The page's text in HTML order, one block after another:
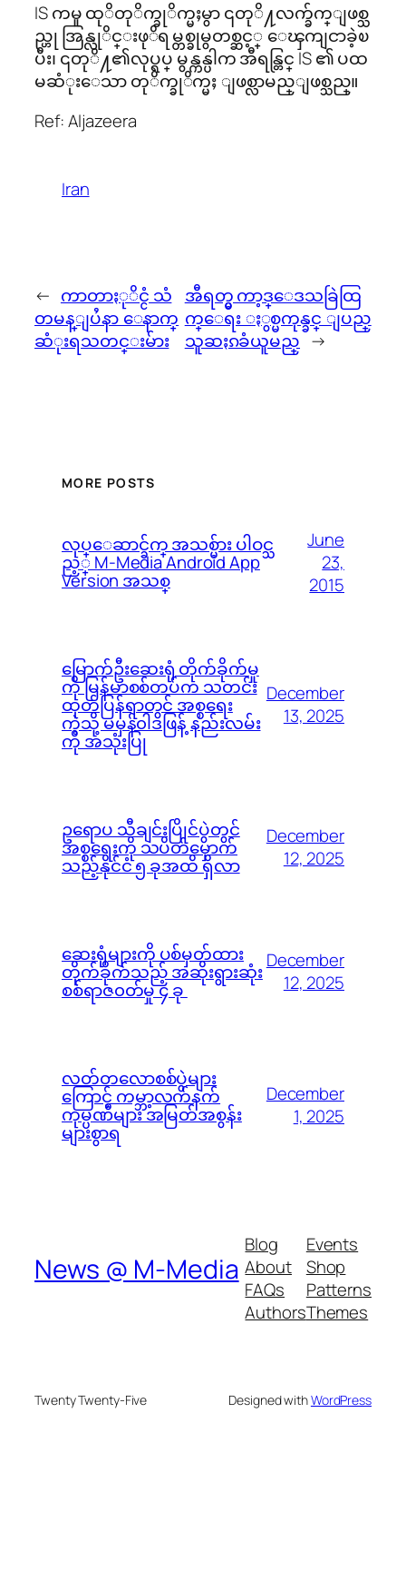
IS ကမူ ထုိတုိက္ခုိက္မႈမွာ ၎တုိ႔လက္ခ်က္ျဖစ္သ
ည္ဟု အြန္လုိင္းဖုိရမ္တစ္ခုမွတစ္ဆင့္ ေၾကျငာခဲ့ၿ
ပီး၊ ၎တုိ႔၏လုပ္ရပ္ မွန္ကန္ပါက အီရန္တြင္ IS ၏ ပထ
မဆံုးေသာ တုိက္ခုိက္မႈ ျဖစ္လာမည္ျဖစ္သည္။
Ref: Aljazeera
Iran
← ကာတာႏုိင္ငံ သံ
တမန္ျပႆနာ ေနာက္
ဆံုးရသတင္းမ်ား
အီရတ္မွ ကာ့ဒ္ေဒသခြဲထြ
က္ေရး ႏွစ္မကုန္ခင္ ျပည္
သူဆႏၵခံယူမည္ →
MORE POSTS
လုပ္ေဆာင္ခ်က္ အသစ္မ်ား ပါဝင္သ
ည့္ M-Media Android App
Version အသစ္
June
23,
2015
မြောက်ဦးဆေးရုံ တိုက်ခိုက်မှု
ကို မြန်မာစစ်တပ်က သတင်း
ထုတ်ပြန်ရာတွင် အစ္စရေး
ကဲ့သို့ မမှန်၀ါဒဖြန့် နည်းလမ်း
ကို အသုံးပြု
December
13, 2025
ဥရောပ သီချင်းပြိုင်ပွဲတွင်
အစ္စရေးကို သပိတ်မှောက်
သည့်နိုင်ငံ ၅ ခုအထိ ရှိလာ
December
12, 2025
ဆေးရုံများကို ပစ်မှတ်ထား
တိုက်ခိုက်သည့် အဆိုးရွားဆုံး
စစ်ရာဇ၀တ်မှု ၄ ခု
December
12, 2025
လတ်တလောစစ်ပွဲများ
ကြောင့် ကမ္ဘာ့လက်နက်
ကုမ္ပဏီများ အမြတ်အစွန်း
များစွာရ
December
1, 2025
News @ M-Media
Blog
About
FAQs
Authors
Events
Shop
Patterns
Themes
Twenty Twenty-Five Designed withWordPress